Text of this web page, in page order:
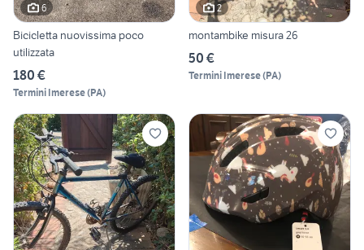
6
Bicicletta nuovissima poco
utilizzata
180 €
Termini Imerese(PA)
2
montambike misura 26
50 €
Termini Imerese(PA)